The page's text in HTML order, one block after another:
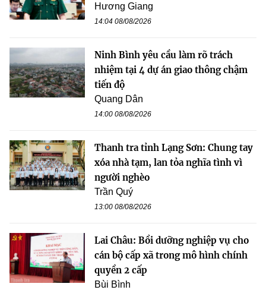
Hương Giang
14:04 08/08/2026
Ninh Bình yêu cầu làm rõ trách
nhiệm tại 4 dự án giao thông chậm
tiến độ
Quang Dân
14:00 08/08/2026
Thanh tra tỉnh Lạng Sơn: Chung tay
xóa nhà tạm, lan tỏa nghĩa tình vì
người nghèo
Trần Quý
13:00 08/08/2026
Lai Châu: Bồi dưỡng nghiệp vụ cho
cán bộ cấp xã trong mô hình chính
quyền 2 cấp
Bùi Bình